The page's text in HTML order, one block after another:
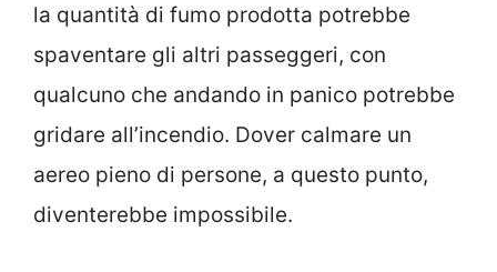
la quantità di fumo prodotta potrebbe
spaventare gli altri passeggeri, con
qualcuno che andando in panico potrebbe
gridare all’incendio. Dover calmare un
aereo pieno di persone, a questo punto,
diventerebbe impossibile.